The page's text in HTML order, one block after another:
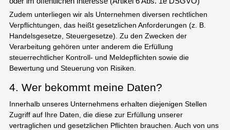
Zudem unterliegen wir als Unternehmen diversen rechtlichen
Verpflichtungen, das heißt gesetzlichen Anforderungen (z. B.
Handelsgesetze, Steuergesetze). Zu den Zwecken der
Verarbeitung gehören unter anderem die Erfüllung
steuerrechtlicher Kontroll- und Meldepflichten sowie die
Bewertung und Steuerung von Risiken.
4. Wer bekommt meine Daten?
Innerhalb unseres Unternehmens erhalten diejenigen Stellen
Zugriff auf Ihre Daten, die diese zur Erfüllung unserer
vertraglichen und gesetzlichen Pflichten brauchen. Auch von uns